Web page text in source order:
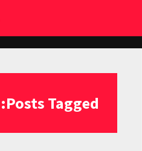
Posts Tagged: «نوواک